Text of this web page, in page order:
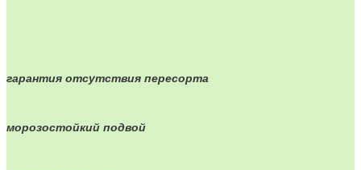
гарантия отсутствия пересорта
морозостойкий подвой